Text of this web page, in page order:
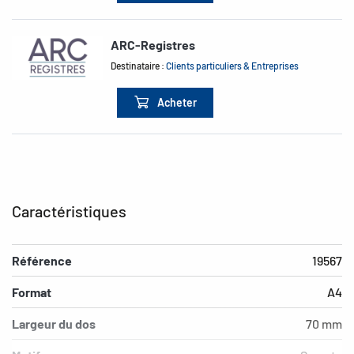
ARC-Registres
Destinataire :Clients particuliers & Entreprises
Acheter
Caractéristiques
Référence 19567
Format A4
Largeur du dos 70 mm